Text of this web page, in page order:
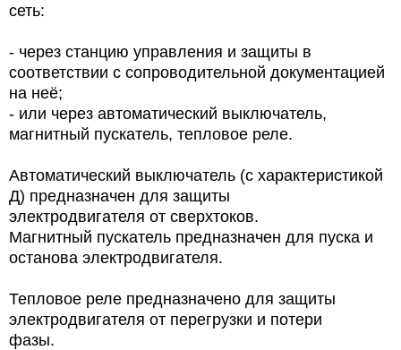
сеть:
- через станцию управления и защиты в
соответствии с сопроводительной документацией
на неё;
- или через автоматический выключатель,
магнитный пускатель, тепловое реле.
Автоматический выключатель (с характеристикой
Д) предназначен для защиты
электродвигателя от сверхтоков.
Магнитный пускатель предназначен для пуска и
останова электродвигателя.
Тепловое реле предназначено для защиты
электродвигателя от перегрузки и потери
фазы.